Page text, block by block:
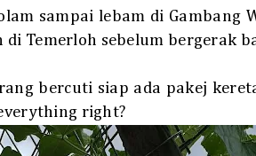
sampai lebam di Gambang
Temerloh sebelum bergerak
bercuti siap ada pakej
right?